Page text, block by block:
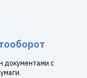
документами с